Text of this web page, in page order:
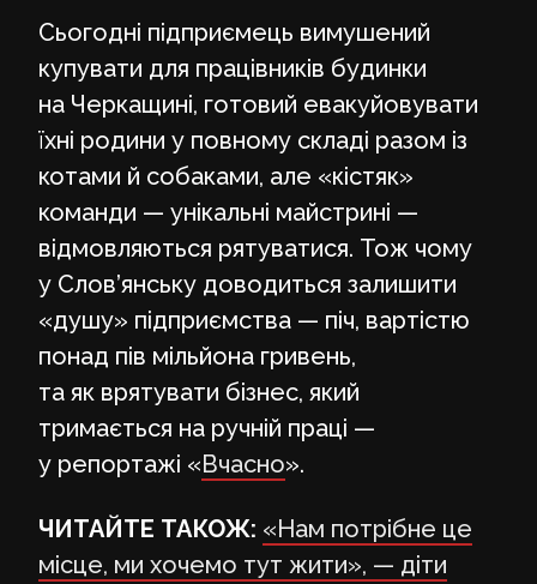
Сьогодні підприємець вимушений
купувати для працівників будинки
на Черкащині, готовий евакуйовувати
їхні родини у повному складі разом із
котами й собаками, але «кістяк»
команди — унікальні майстрині —
відмовляються рятуватися. Тож чому
у Слов’янську доводиться залишити
«душу» підприємства — піч, вартістю
понад пів мільйона гривень,
та як врятувати бізнес, який
тримається на ручній праці —
у репортажі «Вчасно».
ЧИТАЙТЕ ТАКОЖ: «Нам потрібне це
місце, ми хочемо тут жити», — діти